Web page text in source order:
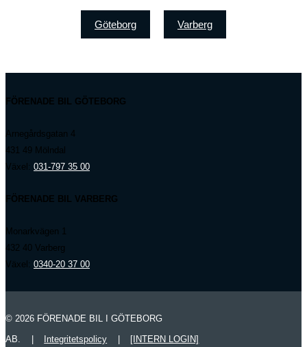
Göteborg Varberg
FÖRENADE BIL GÖTEBORG
Arnegårdsgatan 4
431 49 Mölndal
Växel: 031-797 35 00
FÖRENADE BIL VARBERG
Monarkvägen 1
432 40 Varberg
Växel: 0340-20 37 00
© 2026 FÖRENADE BIL I GÖTEBORG
AB.
Integritetspolicy [INTERN LOGIN]